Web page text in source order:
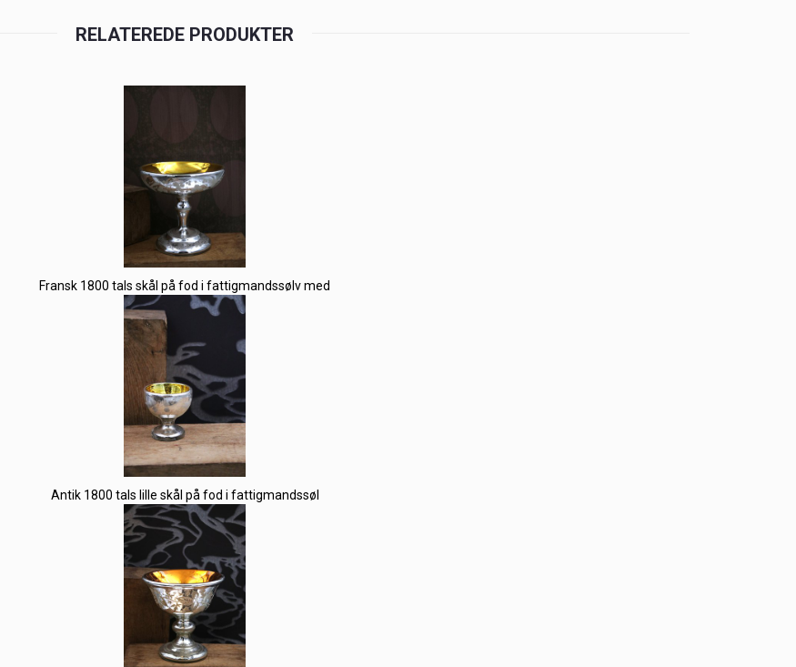
RELATEREDE PRODUKTER
Fransk 1800 tals skål på fod i fattigmandssølv med
Antik 1800 tals lille skål på fod i fattigmandssøl